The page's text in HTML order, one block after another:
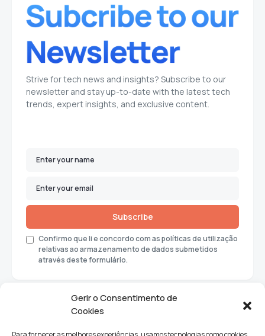
Gerir o Consentimento de
Cookies
Strive for tech news and insights? Subscribe to our
newsletter and stay up-to-date with the latest tech
trends, expert insights, and exclusive content.
Subscribe
Confirmo que li e concordo com as políticas de utilização
relativas ao armazenamento de dados submetidos
através deste formulário.